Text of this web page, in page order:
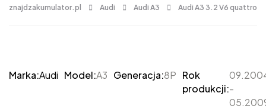
znajdzakumulator.pl Audi Audi A3 Audi A3 3.2 V6 quattro
Marka:Audi Model:A3 Generacja:8P Rok
produkcji:-